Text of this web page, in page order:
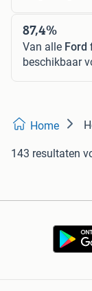
87,4%
Van alle Ford
beschikbaar
Home
143 resultaten